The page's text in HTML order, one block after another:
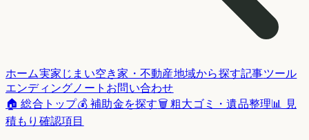
ホーム実家じまい空き家・不動産地域から探す記事ツール
エンディングノート お問い合わせ
🏠 総合トップ💰 補助金を探す🗑️ 粗大ゴミ・遺品整理📊 見
積もり確認項目